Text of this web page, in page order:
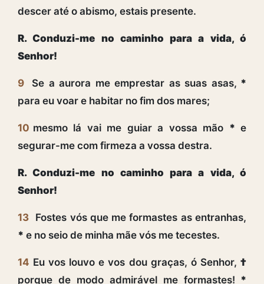
descer até o abismo, estais presente.
R. Conduzi-me no caminho para a vida, ó
Senhor!
9 Se a aurora me emprestar as suas asas, *
para eu voar e habitar no fim dos mares;
10 mesmo lá vai me guiar a vossa mão * e
segurar-me com firmeza a vossa destra.
R. Conduzi-me no caminho para a vida, ó
Senhor!
13 Fostes vós que me formastes as entranhas,
* e no seio de minha mãe vós me tecestes.
14 Eu vos louvo e vos dou graças, ó Senhor, †
porque de modo admirável me formastes! *